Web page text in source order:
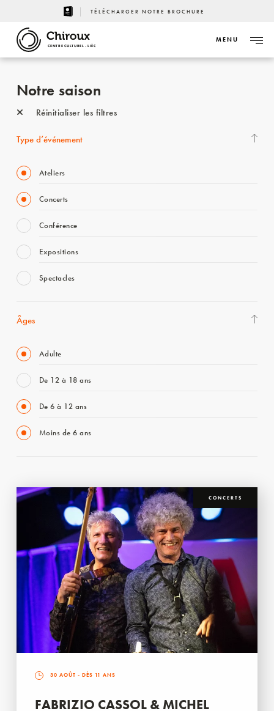
TÉLÉCHARGER NOTRE BROCHURE
CENTRE CULTUREL - LIÈGE
MENU
Notre saison
Réinitialiser les filtres
Type d’événement
Ateliers
Concerts
Conférence
Expositions
Spectacles
Âges
Adulte
De 12 à 18 ans
De 6 à 12 ans
Moins de 6 ans
CONCERTS
30 AOÛT - DÈS 11 ANS
FABRIZIO CASSOL & MICHEL